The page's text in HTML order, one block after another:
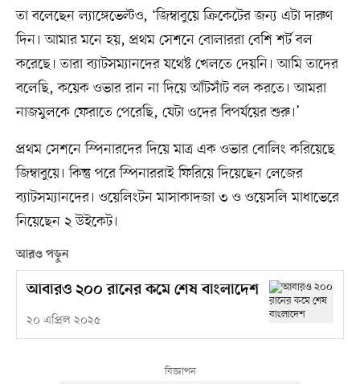
তা বলেছেন ল্যাঙ্গেভেল্টও, ‘জিম্বাবুয়ে ক্রিকেটের জন্য এটা দারুণ
দিন। আমার মনে হয়, প্রথম সেশনে বোলাররা বেশি শর্ট বল
করেছে। তারা ব্যাটসম্যানদের যথেষ্ট খেলতে দেয়নি। আমি তাদের
বলেছি, কয়েক ওভার রান না দিয়ে আঁটসাঁট বল করতে। আমরা
নাজমুলকে ফেরাতে পেরেছি, যেটা ওদের বিপর্যয়ের শুরু।’
প্রথম সেশনে স্পিনারদের দিয়ে মাত্র এক ওভার বোলিং করিয়েছে
জিম্বাবুয়ে। কিন্তু পরে স্পিনাররাই ফিরিয়ে দিয়েছেন লেজের
ব্যাটসম্যানদের। ওয়েলিংটন মাসাকাদজা ৩ ও ওয়েসলি মাধাভেরে
নিয়েছেন ২ উইকেট।
আরও পড়ুন
আবারও ২০০ রানের কমে শেষ বাংলাদেশ
২০ এপ্রিল ২০২৫